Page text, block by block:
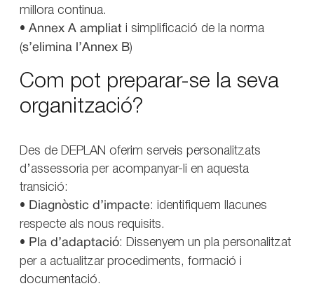
millora continua.
• Annex A ampliat i simplificació de la norma
(s’elimina l’Annex B)
Com pot preparar-se la seva
organització?
Des de DEPLAN oferim serveis personalitzats
d’assessoria per acompanyar-li en aquesta
transició:
• Diagnòstic d’impacte: identifiquem llacunes
respecte als nous requisits.
• Pla d’adaptació: Dissenyem un pla personalitzat
per a actualitzar procediments, formació i
documentació.